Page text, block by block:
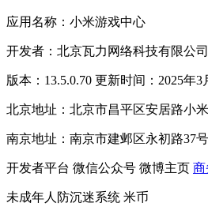
应用名称：小米游戏中心
开发者：北京瓦力网络科技有限公
版本：13.5.0.70 更新时间：2025年3
北京地址：北京市昌平区安居路小
南京地址：南京市建邺区永初路37
开发者平台 微信公众号 微博主页 商
未成年人防沉迷系统 米币